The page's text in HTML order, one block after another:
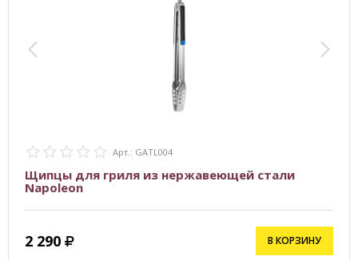
Арт.: GATL004
Щипцы для гриля из нержавеющей стали
Napoleon
2 290 В КОРЗИНУ